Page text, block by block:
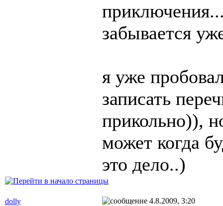
забывается
я уже
записать
прикольно)),
может когда
это дело..)
dolly 4.8.2009, 3:20